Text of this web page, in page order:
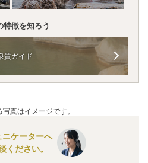
特徴を知ろう
質ガイド
真はイメージです。
ケーターへ
ください。